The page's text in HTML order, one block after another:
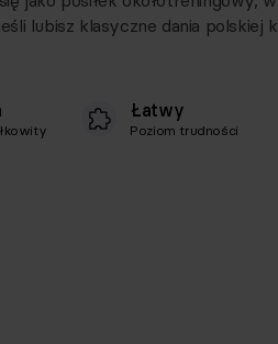
lubisz klasyczne dania
Łatwy
Poziom trudności